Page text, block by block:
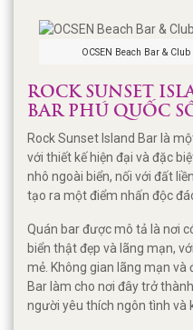
OCSEN Beach Bar &
ROCK SUNSET
BAR PHÚ QUỐC
Rock Sunset Island Bar là
với thiết kế hiện đại và đặc
nhô ngoài biển, nối với đất
tạo ra một điểm nhấn độc
Quán bar được mô tả là nơi
biển thật đẹp và lãng mạn,
mẻ. Không gian lãng mạn và
Bar làm cho nơi đây trở
người yêu thích ngôn tình và